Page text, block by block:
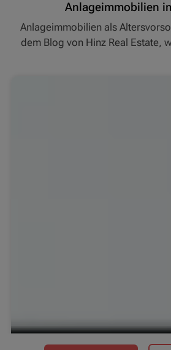
Anlageimmobilien
Anlageimmobilien als
dem Blog von Hinz Real Estate,